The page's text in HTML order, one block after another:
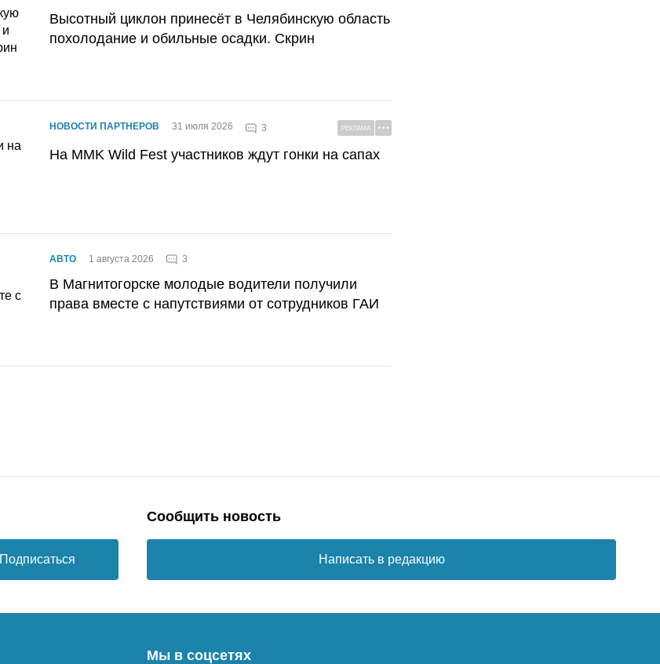
Высотный циклон принесёт в Челябинскую область
похолодание и обильные осадки. Скрин
НОВОСТИ ПАРТНЕРОВ 31 июля 2026 3 РЕКЛАМА
На MMK Wild Fest участников ждут гонки на сапах
АВТО 1 августа 2026 3
В Магнитогорске молодые водители получили
права вместе с напутствиями от сотрудников ГАИ
Подписаться
Сообщить новость
Написать в редакцию
Мы в соцсетях